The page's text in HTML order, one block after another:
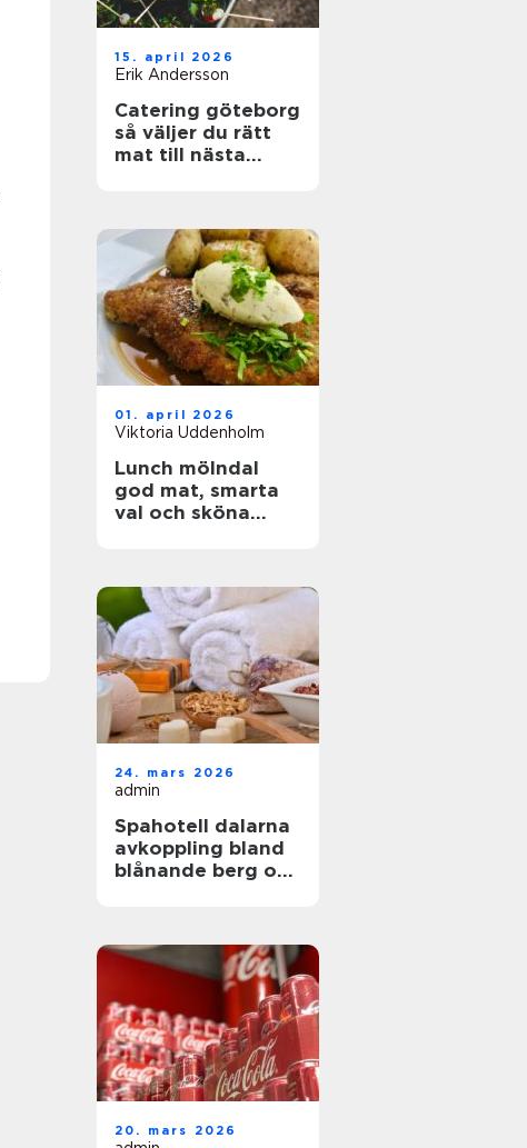
15. april 2026
Erik Andersson
Catering göteborg
så väljer du rätt
mat till nästa
01. april 2026
Viktoria Uddenholm
Lunch mölndal
god mat, smarta
val och sköna
24. mars 2026
admin
Spahotell dalarna
avkoppling bland
blånande berg och
20. mars 2026